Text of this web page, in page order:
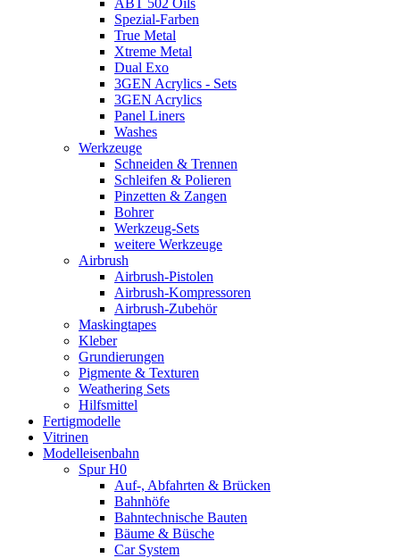
ABT 502 Oils
Spezial-Farben
True Metal
Xtreme Metal
Dual Exo
3GEN Acrylics - Sets
3GEN Acrylics
Panel Liners
Washes
Werkzeuge
Schneiden & Trennen
Schleifen & Polieren
Pinzetten & Zangen
Bohrer
Werkzeug-Sets
weitere Werkzeuge
Airbrush
Airbrush-Pistolen
Airbrush-Kompressoren
Airbrush-Zubehör
Maskingtapes
Kleber
Grundierungen
Pigmente & Texturen
Weathering Sets
Hilfsmittel
Fertigmodelle
Vitrinen
Modelleisenbahn
Spur H0
Auf-, Abfahrten & Brücken
Bahnhöfe
Bahntechnische Bauten
Bäume & Büsche
Car System